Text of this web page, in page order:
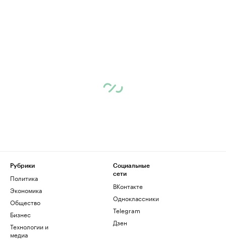
Рубрики
Политика
Экономика
Общество
Бизнес
Технологии и
медиа
Социальные
сети
ВКонтакте
Одноклассники
Telegram
Дзен